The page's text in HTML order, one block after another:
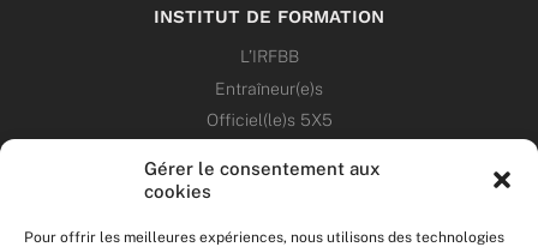
Gérer le consentement aux
cookies
Pour offrir les meilleures expériences, nous utilisons des technologies
INSTITUT DE FORMATION
L’IRFBB
Entraîneur(e)s
Officiel(le)s 5X5